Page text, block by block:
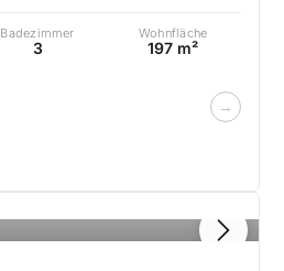
Badezimmer
3
Wohnfläche
197 m²